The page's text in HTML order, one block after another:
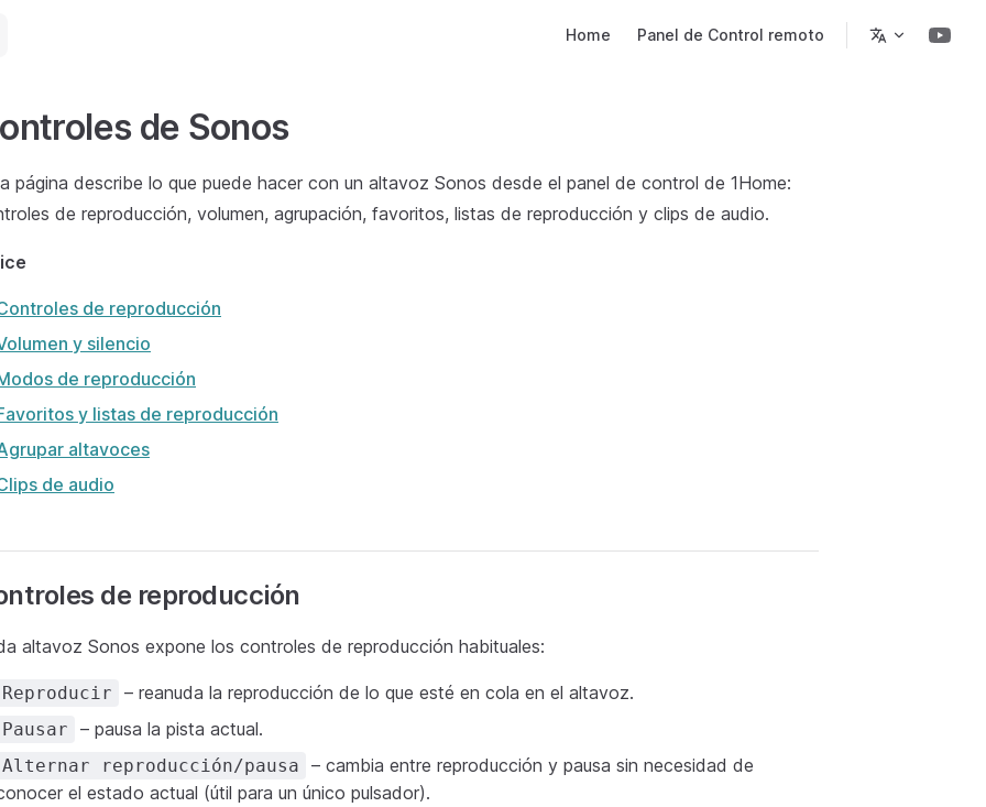
Home Panel de Control remoto
de Sonos
página describe lo que puede hacer con un altavoz Sonos desde el panel de control de 1Home:
de reproducción, volumen, agrupación, favoritos, listas de reproducción y clips de audio.
de reproducción
y silencio
de reproducción
y listas de reproducción
altavoces
de audio
de reproducción
altavoz Sonos expone los controles de reproducción habituales:
Reproducir – reanuda la reproducción de lo que esté en cola en el altavoz.
Pausar – pausa la pista actual.
Alternar reproducción/pausa
– cambia entre reproducción y pausa sin necesidad de
el estado actual (útil para un único pulsador).